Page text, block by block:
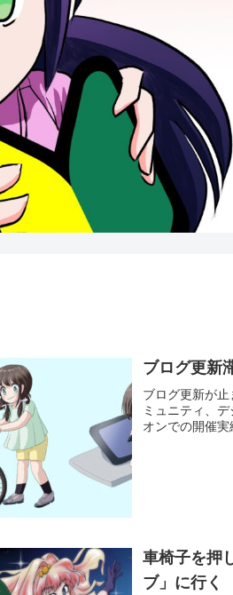
ブログ更新
ブログ更新が
ミュニティ、
オンでの開催実
車椅子を押
ブ」に行く